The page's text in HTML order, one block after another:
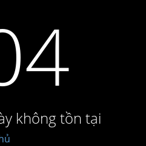
không tồn tại